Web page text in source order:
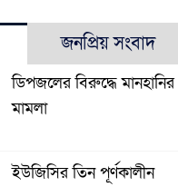
জনপ্রিয় সংবাদ
ডিপজলের বিরুদ্ধে মানহানির
মামলা
ইউজিসির তিন পূর্ণকালীন